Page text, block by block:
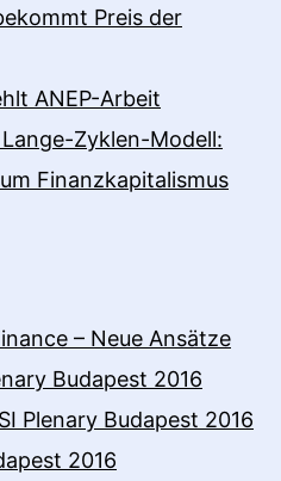
Preis der
ANEP-Arbeit
Zyklen-Modell:
Finanzkapitalismus
– Neue Ansätze
Budapest 2016
Plenary Budapest 2016
2016